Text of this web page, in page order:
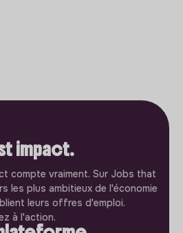
impact.
compte vraiment. Sur Jobs that
les plus ambitieux de l'économie
leurs offres d'emploi.
à l'action.